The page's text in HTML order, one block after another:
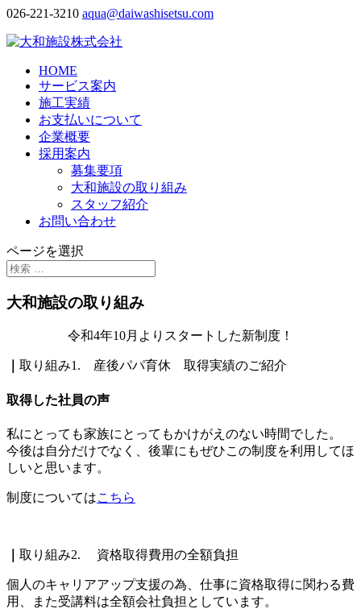
026-221-3210 aqua@daiwashisetsu.com
HOME
サービス案内
施工実績
お支払いについて
企業概要
採用案内
募集要項
大和施設の取り組み
スタッフ紹介
お問い合わせ
ページを選択
大和施設の取り組み
令和4年10月よりスタートした新制度！
取り組み1. 産後パパ育休 取得実績のご紹介
取得した社員の声
私にとっても家族にとってもかけがえのない時間でした。
今後は自分だけでなく、後輩にもぜひこの制度を利用してほ
しいと思います。
制度についてはこちら
取り組み2. 資格取得費用の全額負担
個人のキャリアアップ支援の為、仕事に資格取得に関わる費
用、また受講料は全額会社負担としています。